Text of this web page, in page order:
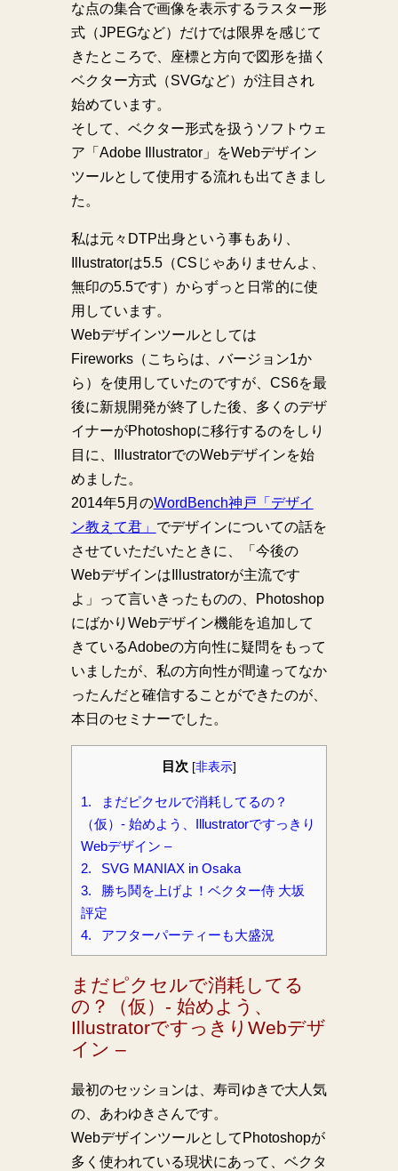
な点の集合で画像を表示するラスター形
式（JPEGなど）だけでは限界を感じて
きたところで、座標と方向で図形を描く
ベクター方式（SVGなど）が注目され
始めています。
そして、ベクター形式を扱うソフトウェ
ア「Adobe Illustrator」をWebデザイン
ツールとして使用する流れも出てきまし
た。
私は元々DTP出身という事もあり、
Illustratorは5.5（CSじゃありませんよ、
無印の5.5です）からずっと日常的に使
用しています。
Webデザインツールとしては
Fireworks（こちらは、バージョン1か
ら）を使用していたのですが、CS6を最
後に新規開発が終了した後、多くのデザ
イナーがPhotoshopに移行するのをしり
目に、IllustratorでのWebデザインを始
めました。
2014年5月のWordBench神戸「デザイ
ン教えて君」 でデザインについての話を
させていただいたときに、「今後の
WebデザインはIllustratorが主流です
よ」って言いきったものの、Photoshop
にばかりWebデザイン機能を追加して
きているAdobeの方向性に疑問をもって
いましたが、私の方向性が間違ってなか
ったんだと確信することができたのが、
本日のセミナーでした。
目次 [非表示]
1.
まだピクセルで消耗してるの？
（仮）- 始めよう、Illustratorですっきり
Webデザイン –
2.
SVG MANIAX in Osaka
3.
勝ち鬨を上げよ！ベクター侍 大坂
評定
4.
アフターパーティーも大盛況
まだピクセルで消耗してる
の？（仮）- 始めよう、
IllustratorですっきりWebデザ
イン –
最初のセッションは、寿司ゆきで大人気
の、あわゆきさんです。
WebデザインツールとしてPhotoshopが
多く使われている現状にあって、ベクタ